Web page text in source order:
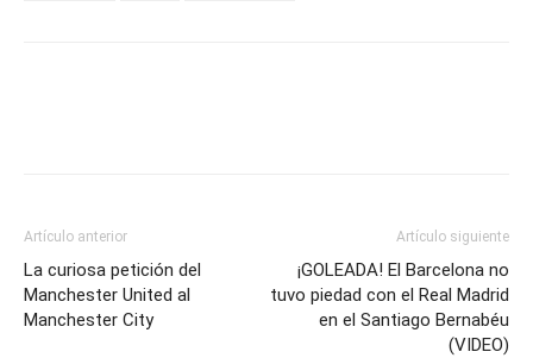
Artículo anterior
La curiosa petición del
Manchester United al
Manchester City
Artículo siguiente
¡GOLEADA! El Barcelona no
tuvo piedad con el Real Madrid
en el Santiago Bernabéu
(VIDEO)